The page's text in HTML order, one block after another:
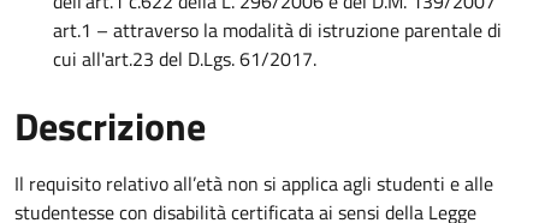
art.1 – attraverso la modalità di istruzione parentale di
cui all'art.23 del D.Lgs. 61/2017.
Descrizione
Il requisito relativo all’età non si applica agli studenti e alle
studentesse con disabilità certificata ai sensi della Legge